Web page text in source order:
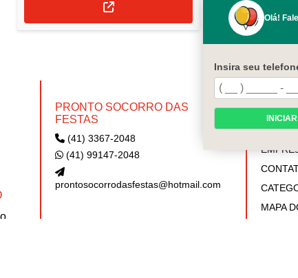
PRONTO SOCORRO DAS
FESTAS
(41) 3367-2048
(41) 99147-2048
prontosocorrodasfestas@hotmail.com
MENU
INÍCIO
MAPA
Olá!
Insira seu